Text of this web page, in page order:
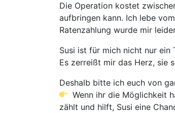
Die Operation kostet
aufbringen kann. Ich lebe
Ratenzahlung wurde mir
Susi ist für mich nicht nur ein
Es zerreißt mir das Herz, sie
Deshalb bitte ich euch von
Wenn ihr die Möglichkeit
zählt und hilft, Susi eine